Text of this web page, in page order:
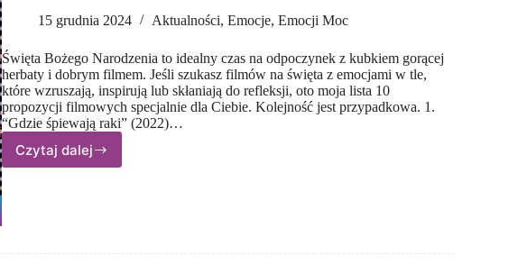
15 grudnia 2024
Aktualności, Emocje, Emocji Moc
Święta Bożego Narodzenia to idealny czas na odpoczynek z kubkiem gorącej
herbaty i dobrym filmem. Jeśli szukasz filmów na święta z emocjami w tle,
które wzruszają, inspirują lub skłaniają do refleksji, oto moja lista 10
propozycji filmowych specjalnie dla Ciebie. Kolejność jest przypadkowa. 1.
“Gdzie śpiewają raki” (2022)…
Czytaj dalej
10